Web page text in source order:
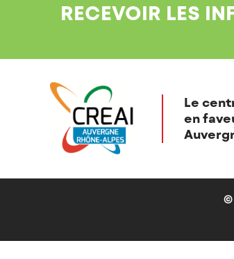
RECEVOIR LES
Le
en
©